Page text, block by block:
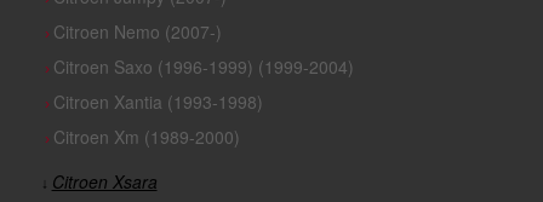
› Citroen Nemo (2007-)
› Citroen Saxo (1996-1999) (1999-2004)
› Citroen Xantia (1993-1998)
› Citroen Xm (1989-2000)
↓ Citroen Xsara